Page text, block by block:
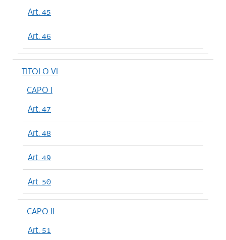
Art. 45
Art. 46
TITOLO VI
CAPO I
Art. 47
Art. 48
Art. 49
Art. 50
CAPO II
Art. 51